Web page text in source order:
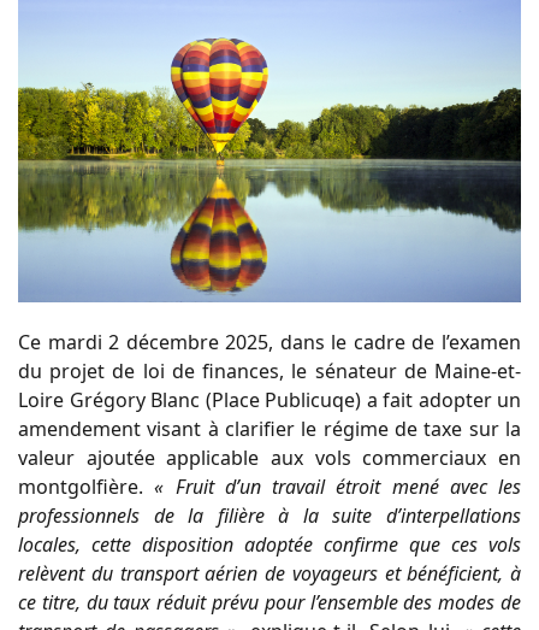
Ce mardi 2 décembre 2025, dans le cadre de l’examen
du projet de loi de finances, le sénateur de Maine-et-
Loire Grégory Blanc (Place Publicuqe) a fait adopter un
amendement visant à clarifier le régime de taxe sur la
valeur ajoutée applicable aux vols commerciaux en
montgolfière.« Fruit d’un travail étroit mené avec les
professionnels de la filière à la suite d’interpellations
locales, cette disposition adoptée confirme que ces vols
relèvent du transport aérien de voyageurs et bénéficient, à
ce titre, du taux réduit prévu pour l’ensemble des modes de